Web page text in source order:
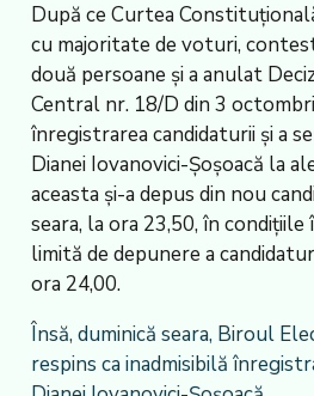
După ce Curtea
cu majoritate de voturi,
două persoane şi a anulat
Central nr. 18/D din 3
înregistrarea candidaturii şi a
Dianei Iovanovici-Şoşoacă la
aceasta şi-a depus din nou
seara, la ora 23,50, în
limită de depunere a
ora 24,00.
Însă, duminică seara, Biroul
respins ca inadmisibilă